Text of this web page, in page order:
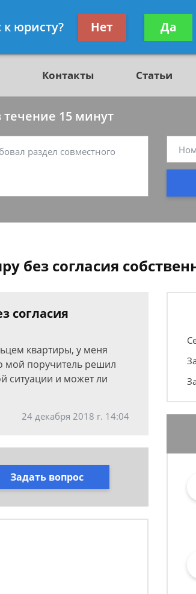
Получите
Контакты Статьи
течение 15 минут
без согласия
согласия
квартиры, у меня
мой поручитель решил
ситуации и может ли
24 декабря 2018 г. 14:04
Задать вопрос
к юристу? Нет Да